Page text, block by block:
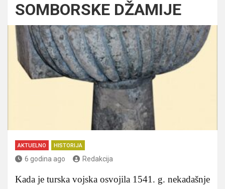
SOMBORSKE DŽAMIJE
AKTUELNO HISTORIJA
6 godina ago Redakcija
Kada je turska vojska osvojila 1541. g. nekadašnje